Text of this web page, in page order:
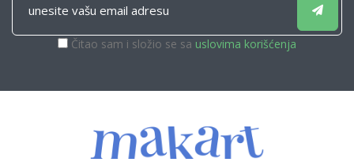
Čitao sam i složio se sa uslovima korišćenja